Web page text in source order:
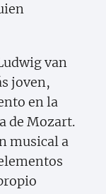
van
joven,
en la
de Mozart.
musical a